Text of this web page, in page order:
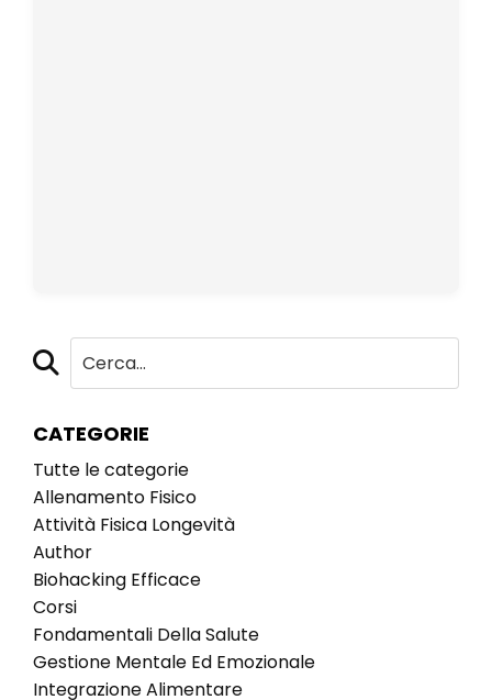
CATEGORIE
Tutte le categorie
Allenamento Fisico
Attività Fisica Longevità
Author
Biohacking Efficace
Corsi
Fondamentali Della Salute
Gestione Mentale Ed Emozionale
Integrazione Alimentare